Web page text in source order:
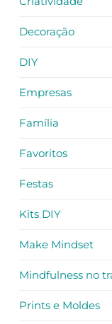
Decoração
DIY
Empresas
Família
Favoritos
Festas
Kits DIY
Make Mindset
Mindfulness no
Prints e Moldes